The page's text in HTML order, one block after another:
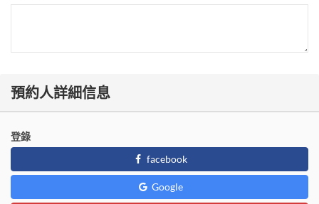
預約人詳細信息
登錄
facebook
Google